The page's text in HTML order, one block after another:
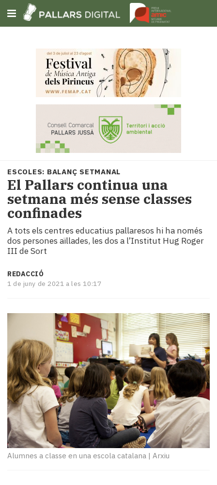
Subscriu-t'hi
Portada
Societat
Política
i
municipis
Economia
turisme
Cultura
Mai
tant!
mitjans
temps
Reportatges
Entrevistes
Enquestes
A
escena!
Dis
la
teva!
Subscriptors
La
newsletter
ESCOLES: BALANÇ SETMANAL
El Pallars continua una
setmana més sense classes
confinades
A tots els centres educatius pallaresos hi ha només
dos persones aïllades, les dos a l’Institut Hug Roger
III de Sort
REDACCIÓ
1 de juny de 2021 a les 10:17
Alumnes a classe en una escola catalana | Arxiu